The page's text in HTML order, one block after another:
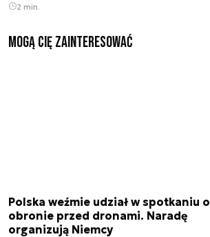
2 min.
Mogą Cię zainteresować
Polska weźmie udział w spotkaniu o
obronie przed dronami. Naradę
organizują Niemcy